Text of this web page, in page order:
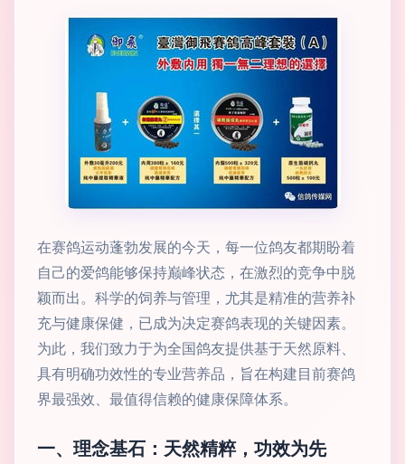
在赛鸽运动蓬勃发展的今天，每一位鸽友都期盼着
自己的爱鸽能够保持巅峰状态，在激烈的竞争中脱
颖而出。科学的饲养与管理，尤其是精准的营养补
充与健康保健，已成为决定赛鸽表现的关键因素。
为此，我们致力于为全国鸽友提供基于天然原料、
具有明确功效性的专业营养品，旨在构建目前赛鸽
界最强效、最值得信赖的健康保障体系。
一、理念基石：天然精粹，功效为先